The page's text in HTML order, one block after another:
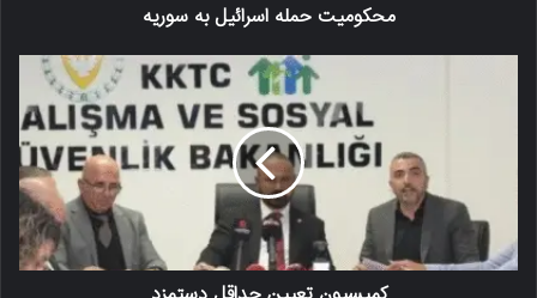
محکومیت حمله اسرائیل به سوریه